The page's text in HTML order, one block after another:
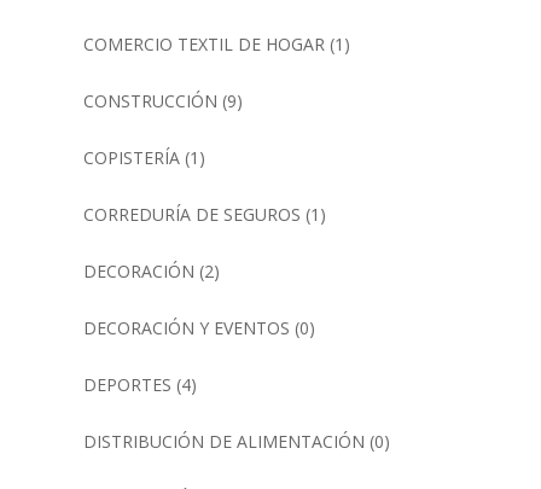
COMERCIO TEXTIL DE HOGAR (1)
CONSTRUCCIÓN (9)
COPISTERÍA(1)
CORREDURÍA DE SEGUROS (1)
DECORACIÓN (2)
DECORACIÓN Y EVENTOS (0)
DEPORTES (4)
DISTRIBUCIÓN DE ALIMENTACIÓN (0)